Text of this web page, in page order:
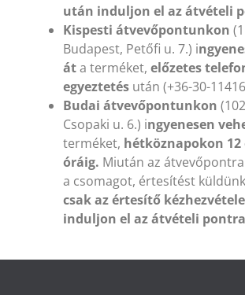
után induljon el az átvételi
Kispesti átvevőpontunkon
Budapest, Petőfi u. 7.) i
áta terméket, előzetes
egyeztetés után (+36-30-
Budai átvevőpontunkon
Csopaki u. 6.) ingyenesen
terméket, hétköznapokon 12
óráig. Miután az
a csomagot, értesítést
csak az értesítő
induljon el az átvételi